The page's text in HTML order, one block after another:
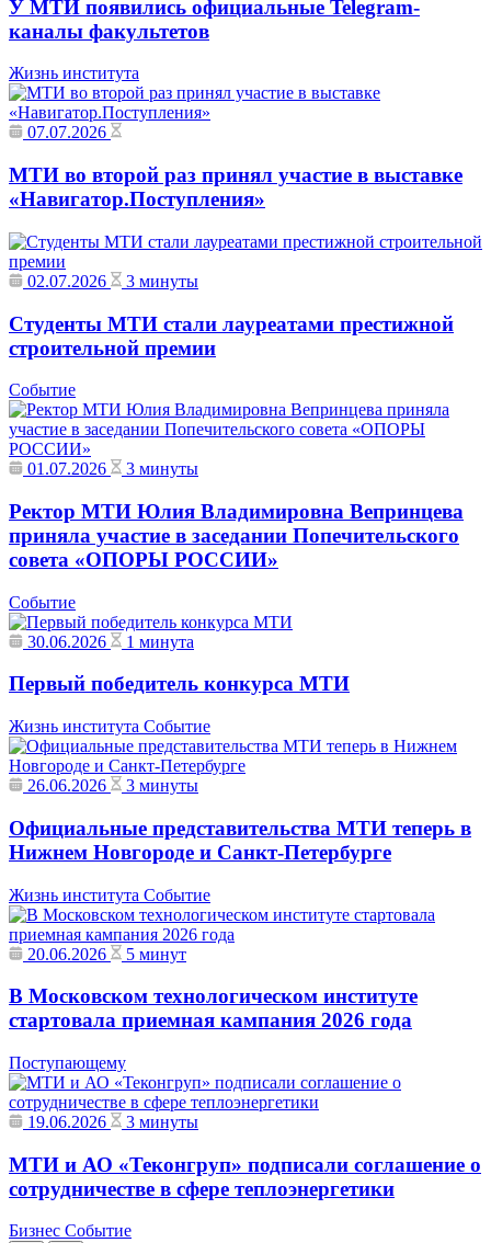
У МТИ появились официальные Telegram-
каналы факультетов
Жизнь института
07.07.2026
МТИ во второй раз принял участие в выставке
«Навигатор.Поступления»
02.07.2026 3 минуты
Студенты МТИ стали лауреатами престижной
строительной премии
Событие
01.07.2026 3 минуты
Ректор МТИ Юлия Владимировна Вепринцева
приняла участие в заседании Попечительского
совета «ОПОРЫ РОССИИ»
Событие
30.06.2026 1 минута
Первый победитель конкурса МТИ
Жизнь института Событие
26.06.2026 3 минуты
Официальные представительства МТИ теперь в
Нижнем Новгороде и Санкт-Петербурге
Жизнь института Событие
20.06.2026 5 минут
В Московском технологическом институте
стартовала приемная кампания 2026 года
Поступающему
19.06.2026 3 минуты
МТИ и АО «Теконгруп» подписали соглашение о
сотрудничестве в сфере теплоэнергетики
Бизнес Событие